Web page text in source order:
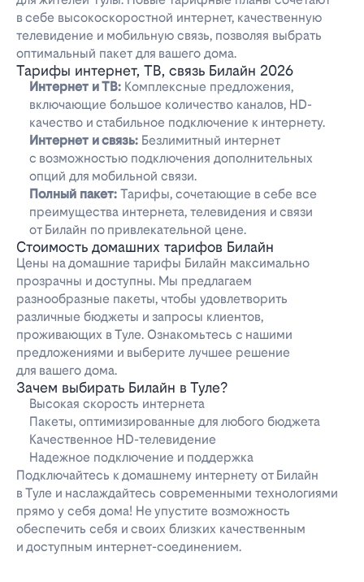
в себе высокоскоростной интернет, качественную
телевидение и мобильную связь, позволяя выбрать
оптимальный пакет для вашего дома.
Тарифы интернет, ТВ, связь Билайн 2026
Интернет и ТВ: Комплексные предложения,
включающие большое количество каналов, HD-
качество и стабильное подключение к интернету.
Интернет и связь: Безлимитный интернет
с возможностью подключения дополнительных
опций для мобильной связи.
Полный пакет: Тарифы, сочетающие в себе все
преимущества интернета, телевидения и связи
от Билайн по привлекательной цене.
Стоимость домашних тарифов Билайн
Цены на домашние тарифы Билайн максимально
прозрачны и доступны. Мы предлагаем
разнообразные пакеты, чтобы удовлетворить
различные бюджеты и запросы клиентов,
проживающих в Туле. Ознакомьтесь с нашими
предложениями и выберите лучшее решение
для вашего дома.
Зачем выбирать Билайн в Туле?
Высокая скорость интернета
Пакеты, оптимизированные для любого бюджета
Качественное HD-телевидение
Надежное подключение и поддержка
Подключайтесь к домашнему интернету от Билайн
в Туле и наслаждайтесь современными технологиями
прямо у себя дома! Не упустите возможность
обеспечить себя и своих близких качественным
и доступным интернет-соединением.